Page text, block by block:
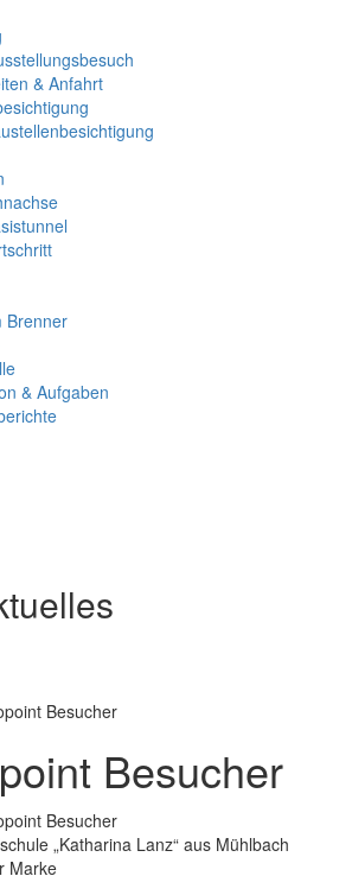
& Anfahrt
Brenner
& Aufgaben
Besucher
Besucher
„Katharina Lanz“ aus Mühlbach
Marke